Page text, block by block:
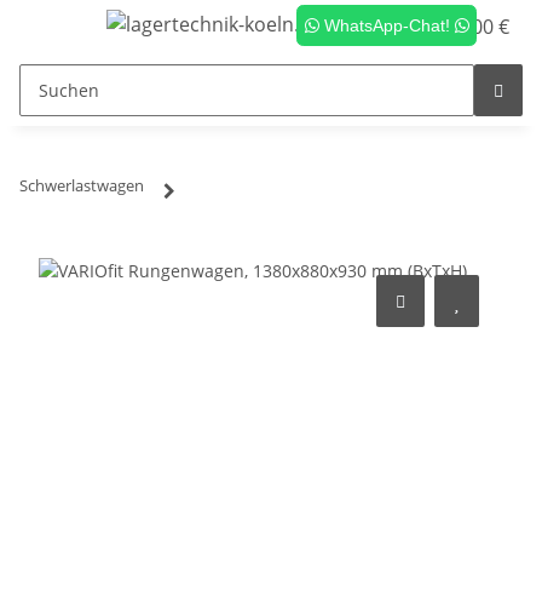
WhatsApp-Chat! 0,00 €
Schwerlastwagen